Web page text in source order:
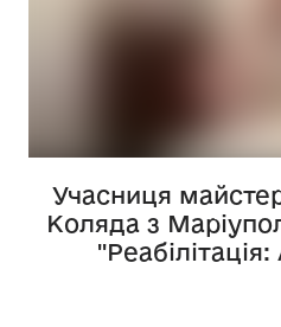
Учасниця
Коляда з